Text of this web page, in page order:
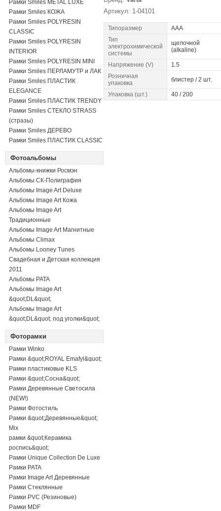
Рамки Smiles METAL LUXE
Рамки Smiles КОЖА
Рамки Smiles POLYRESIN
CLASSIC
Рамки Smiles POLYRESIN
INTERIOR
Рамки Smiles POLYRESIN MINI
Рамки Smiles ПЕРЛАМУТР и ЛАК
Рамки Smiles ПЛАСТИК
ELEGANCE
Рамки Smiles ПЛАСТИК TRENDY
Рамки Smiles СТЕКЛО STRASS
(стразы)
Рамки Smiles ДЕРЕВО
Рамки Smiles ПЛАСТИК CLASSIC
Фотоальбомы
Альбомы-книжки Росмэн
Альбомы СК-Полиграфия
Альбомы Image Art Deluxe
Альбомы Image Art Кожа
Альбомы Image Art
Традиционные
Альбомы Image Art Магнитные
Альбомы Climax
Альбомы Looney Tunes
Свадебная и Детская коллекция
2011
Альбомы PATA
Альбомы Image Art
&quot;DL&quot;
Альбомы Image Art
&quot;DL&quot; под уголки&quot;
Фоторамки
Рамки Winko
Рамки &quot;ROYAL Emafyl&quot;
Рамки пластиковые KLS
Рамки &quot;Сосна&quot;
Рамки Деревянные Светосила
(NEW!)
Рамки Фотостиль
Рамки &quot;Деревянные&quot;
Mix
рамки &quot;Керамика
роспись&quot;
Рамки Unique Collection De Luxe
Рамки PATA
Рамки Image Art Деревянные
Рамки Стеклянные
Рамки PVC (Резиновые)
Рамки MDF
Артикул: 1-04101
Типоразмер
AAA
Тип
электрохимической
системы
щелочной
(alkaline)
Напряжение (V)
1.5
Розничная
упаковка
блистер / 2 шт.
Упаковка (шт.) 40 / 200